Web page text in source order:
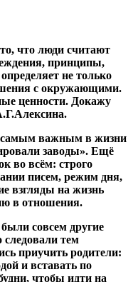
что люди считают
принципы,
не только
с окружающими.
ценности. Докажу
важным в жизни
заводы». Ещё
во всём: строго
писем, режим дня,
взгляды на жизнь
в отношения.
совсем другие
тем
приучить родители:
и вставать по
чтобы идти на